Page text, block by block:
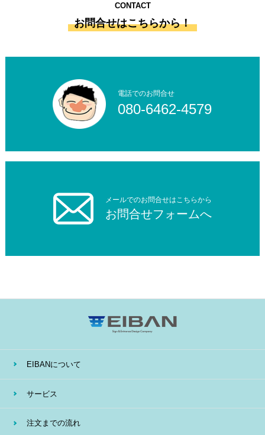
CONTACT
お問合せはこちらから！
電話でのお問合せ
080-6462-4579
メールでのお問合せはこちらから
お問合せフォームへ
EIBANについて
サービス
注文までの流れ